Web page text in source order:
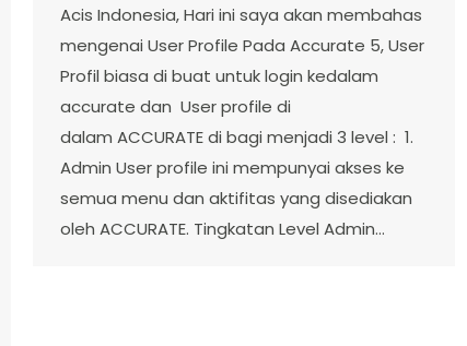
Acis Indonesia, Hari ini saya akan membahas
mengenai User Profile Pada Accurate 5, User
Profil biasa di buat untuk login kedalam
accurate dan User profile di
dalam ACCURATE di bagi menjadi 3 level : 1.
Admin User profile ini mempunyai akses ke
semua menu dan aktifitas yang disediakan
oleh ACCURATE. Tingkatan Level Admin…